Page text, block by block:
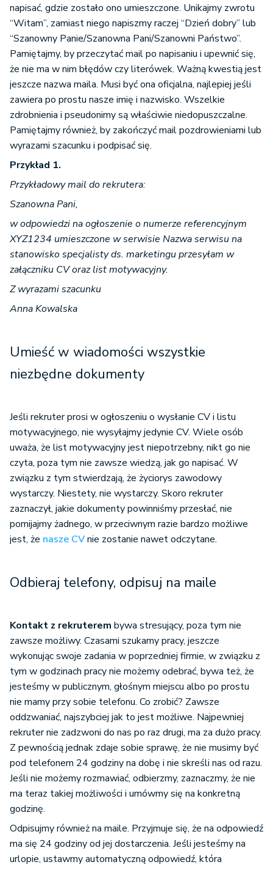
napisać, gdzie zostało ono umieszczone. Unikajmy zwrotu
“Witam”, zamiast niego napiszmy raczej “Dzień dobry” lub
“Szanowny Panie/Szanowna Pani/Szanowni Państwo”.
Pamiętajmy, by przeczytać mail po napisaniu i upewnić się,
że nie ma w nim błędów czy literówek. Ważną kwestią jest
jeszcze nazwa maila. Musi być ona oficjalna, najlepiej jeśli
zawiera po prostu nasze imię i nazwisko. Wszelkie
zdrobnienia i pseudonimy są właściwie niedopuszczalne.
Pamiętajmy również, by zakończyć mail pozdrowieniami lub
wyrazami szacunku i podpisać się.
Przykład 1.
Przykładowy mail do rekrutera:
Szanowna Pani,
w odpowiedzi na ogłoszenie o numerze referencyjnym
XYZ1234 umieszczone w serwisie Nazwa serwisu na
stanowisko specjalisty ds. marketingu przesyłam w
załączniku CV oraz list motywacyjny.
Z wyrazami szacunku
Anna Kowalska
Umieść w wiadomości wszystkie
niezbędne dokumenty
Jeśli rekruter prosi w ogłoszeniu o wysłanie CV i listu
motywacyjnego, nie wysyłajmy jedynie CV. Wiele osób
uważa, że list motywacyjny jest niepotrzebny, nikt go nie
czyta, poza tym nie zawsze wiedzą, jak go napisać. W
związku z tym stwierdzają, że życiorys zawodowy
wystarczy. Niestety, nie wystarczy. Skoro rekruter
zaznaczył, jakie dokumenty powinniśmy przesłać, nie
pomijajmy żadnego, w przeciwnym razie bardzo możliwe
jest, że nasze CVnie zostanie nawet odczytane.
Odbieraj telefony, odpisuj na maile
Kontakt z rekruterem bywa stresujący, poza tym nie
zawsze możliwy. Czasami szukamy pracy, jeszcze
wykonując swoje zadania w poprzedniej firmie, w związku z
tym w godzinach pracy nie możemy odebrać, bywa też, że
jesteśmy w publicznym, głośnym miejscu albo po prostu
nie mamy przy sobie telefonu. Co zrobić? Zawsze
oddzwaniać, najszybciej jak to jest możliwe. Najpewniej
rekruter nie zadzwoni do nas po raz drugi, ma za dużo pracy.
Z pewnością jednak zdaje sobie sprawę, że nie musimy być
pod telefonem 24 godziny na dobę i nie skreśli nas od razu.
Jeśli nie możemy rozmawiać, odbierzmy, zaznaczmy, że nie
ma teraz takiej możliwości i umówmy się na konkretną
godzinę.
Odpisujmy również na maile. Przyjmuje się, że na odpowiedź
ma się 24 godziny od jej dostarczenia. Jeśli jesteśmy na
urlopie, ustawmy automatyczną odpowiedź, która